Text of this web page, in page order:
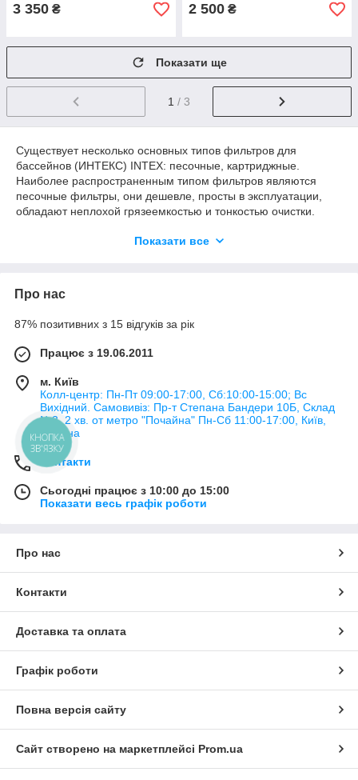
3 350 ₴ 2 500 ₴
Показати ще
1 / 3
Существует несколько основных типов фильтров для
бассейнов (ИНТЕКС) INTEX: песочные, картриджные.
Наиболее распространенным типом фильтров являются
песочные фильтры, они дешевле, просты в эксплуатации,
обладают неплохой грязеемкостью и тонкостью очистки.
предназначения бассейна, в зависимости от этого
важнейших компонентов вашего бассейна.
Показати все
Про нас
87% позитивних з 15 відгуків за рік
Працює з 19.06.2011
м. Київ
Колл-центр: Пн-Пт 09:00-17:00, Сб:10:00-15:00; Вс
Вихідний. Самовивіз: Пр-т Степана Бандери 10Б, Склад
№3, 2 хв. от метро "Почайна" Пн-Cб 11:00-17:00, Київ,
Україна
Контакти
Сьогодні працює з 10:00 до 15:00
Показати весь графік роботи
Про нас
Контакти
Доставка та оплата
Графік роботи
Повна версія сайту
Сайт створено на маркетплейсі Prom.ua
КНОПКА
ЗВ'ЯЗКУ